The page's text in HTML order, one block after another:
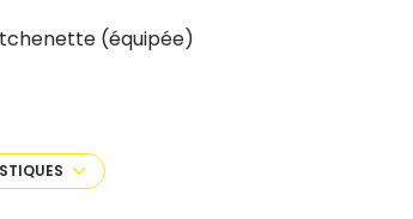
(équipée)
étage